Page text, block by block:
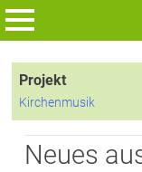
Zum
Inhalt
nach:Projekt
Kirchenmusik
Neues